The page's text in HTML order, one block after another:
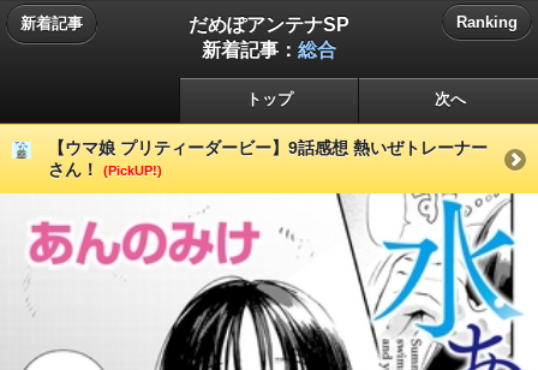
新着記事
だめぽアンテナSP
新着記事： 総合
Ranking
トップ 次へ
【ウマ娘 プリティーダービー】9話感想 熱いぜトレーナー
さん！
(PickUP!)